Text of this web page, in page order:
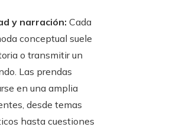
y narración: Cada
conceptual suele
o transmitir un
Las prendas
en una amplia
desde temas
hasta cuestiones